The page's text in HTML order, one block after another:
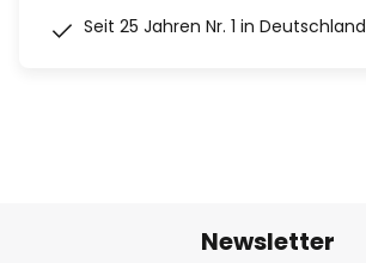
Seit 25 Jahren Nr. 1 in Deutschland
Newsletter